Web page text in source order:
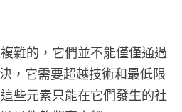
雜的，它們並不能僅僅通過
，它需要超越技術和最低限
些元素只能在它們發生的社